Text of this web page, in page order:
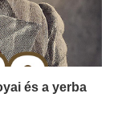
és a yerba